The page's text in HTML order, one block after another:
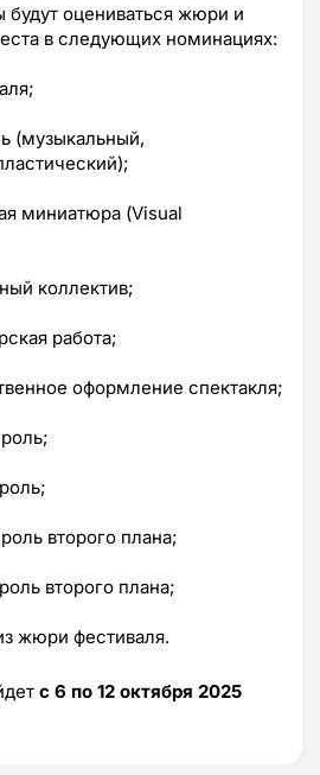
будут оцениваться жюри и
в следующих номинациях:
(музыкальный,
миниатюра (Visual
коллектив;
работа;
оформление спектакля;
второго плана;
второго плана;
жюри фестиваля.
с 6 по 12 октября 2025